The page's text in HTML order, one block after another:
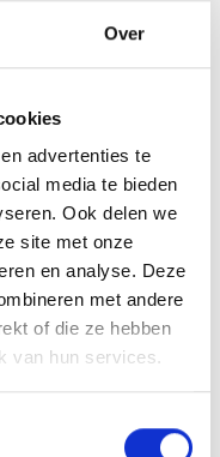
Over
advertenties te
media te bieden
Ook delen we
site met onze
en analyse. Deze
met andere
of die ze hebben
van hun services.